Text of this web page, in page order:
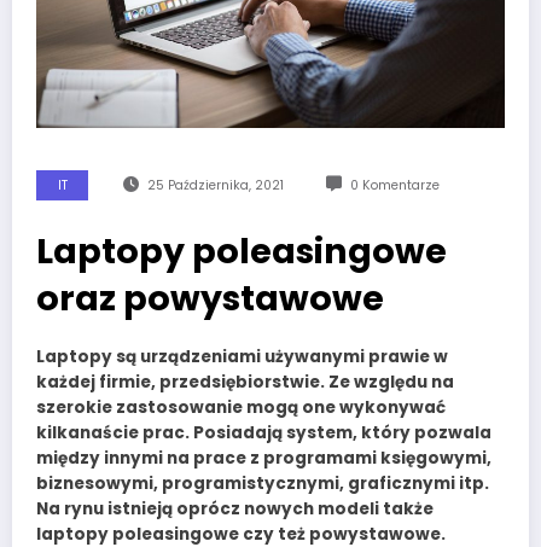
IT 25 Października, 2021 0 Komentarze
Laptopy poleasingowe
oraz powystawowe
Laptopy są urządzeniami używanymi prawie w
każdej firmie, przedsiębiorstwie. Ze względu na
szerokie zastosowanie mogą one wykonywać
kilkanaście prac. Posiadają system, który pozwala
między innymi na prace z programami księgowymi,
biznesowymi, programistycznymi, graficznymi itp.
Na rynu istnieją oprócz nowych modeli także
laptopy poleasingowe czy też powystawowe.